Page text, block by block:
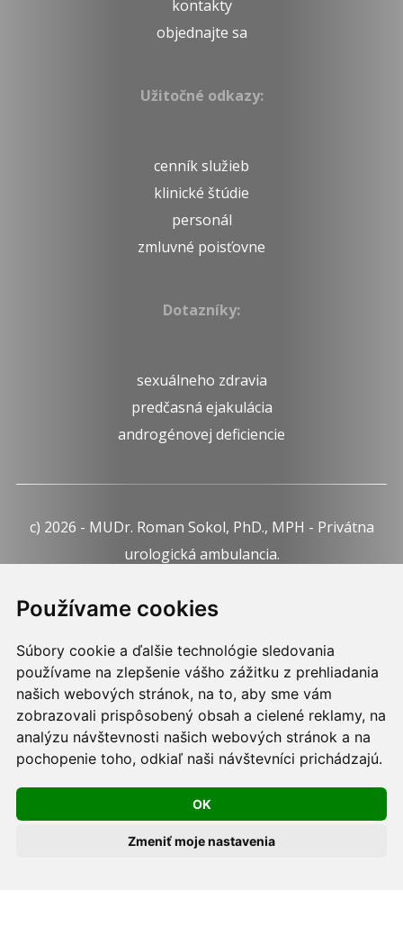
Používame cookies
Súbory cookie a ďalšie technológie sledovania
používame na zlepšenie vášho zážitku z prehliadania
našich webových stránok, na to, aby sme vám
zobrazovali prispôsobený obsah a cielené reklamy, na
analýzu návštevnosti našich webových stránok a na
pochopenie toho, odkiaľ naši návštevníci prichádzajú.
OK
Zmeniť moje nastavenia
kontakty
objednajte sa
Užitočné odkazy:
cenník služieb
klinické štúdie
personál
zmluvné poisťovne
Dotazníky:
sexuálneho zdravia
predčasná ejakulácia
androgénovej deficiencie
c) 2026 - MUDr. Roman Sokol, PhD., MPH - Privátna
urologická ambulancia.
podmienkach prevádzkovateľa.
Používame cookies -nastavenie cookies.
Skopírovaním textu alebo časti textu z akejkoľvek
stránky tohto webu a jeho umiestnením na iný web
porušíte práva MUDr. Romana Sokola, PhD., MPH, ako
aj práva ďalších osôb zúčastnených na tvorbe obsahu
pre tento web.